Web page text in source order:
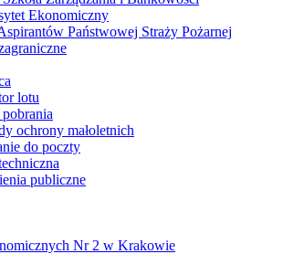
Ekonomiczny
Państwowej Straży Pożarnej
lotu
ochrony małoletnich
do poczty
publiczne